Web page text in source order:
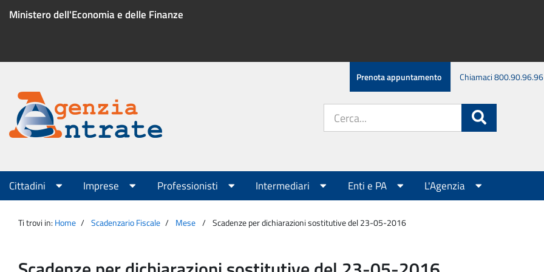
Ministero dell'Economia e delle Finanze
Menu
servizio
Prenota appuntamento Chiamaci 800.90.96.96
Agenzia
Entrate
sito:
Menu
principale
Cittadini Imprese Professionisti Intermediari Enti e PA L'Agenzia
Ti trovi in: Home Scadenzario Fiscale Mese Scadenze per dichiarazioni sostitutive del 23-05-2016